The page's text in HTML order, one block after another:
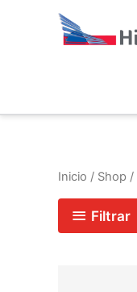
Inicio / Shop /
Filtrar